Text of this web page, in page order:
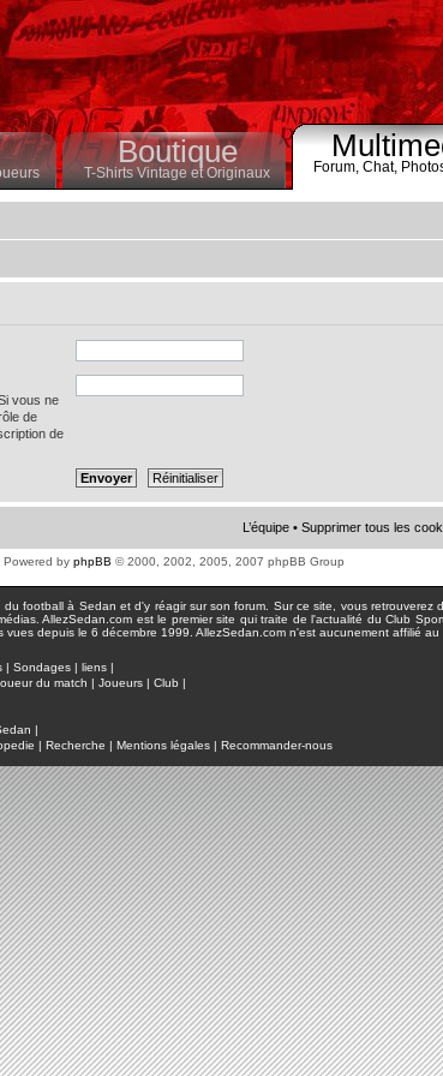
Boutique
T-Shirts Vintage et Originaux Forum, Chat,
vous ne
de
de
L’équipe • Supprimer tous les
Powered by phpBB © 2000, 2002, 2005, 2007 phpBB Group
football à Sedan et d'y réagir sur son forum. Sur ce site, vous retrouverez
AllezSedan.com est le premier site qui traite de l'actualité du Club
vues depuis le 6 décembre 1999. AllezSedan.com n'est aucunement affilié
| Sondages | liens |
du match | Joueurs | Club |
|
| Recherche | Mentions légales | Recommander-nous